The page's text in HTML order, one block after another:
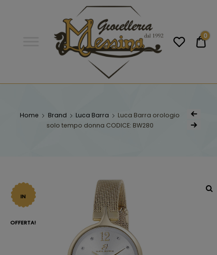
MESSINA
marchi.
0
Home Brand Luca Barra
Luca Barra orologio
solo tempo donna CODICE: BW280
IN
OFFERTA!